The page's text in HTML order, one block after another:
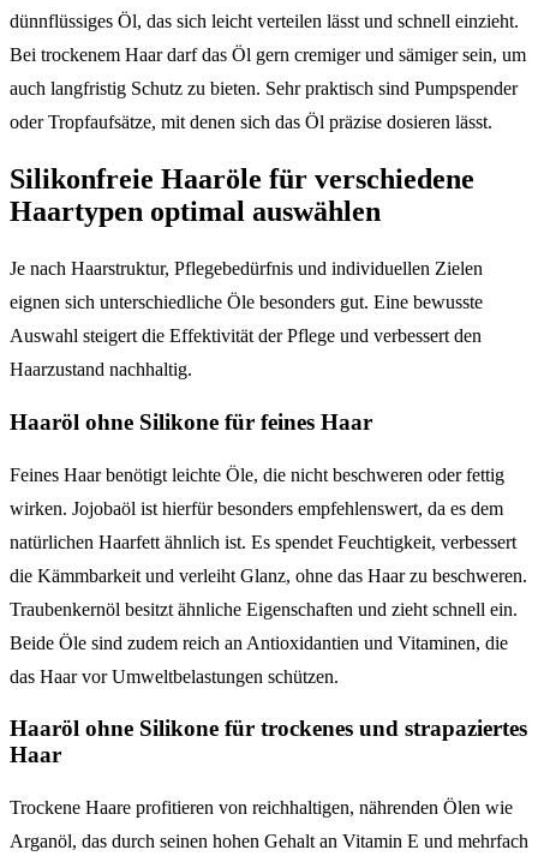
dünnflüssiges Öl, das sich leicht verteilen lässt und schnell einzieht.
Bei trockenem Haar darf das Öl gern cremiger und sämiger sein, um
auch langfristig Schutz zu bieten. Sehr praktisch sind Pumpspender
oder Tropfaufsätze, mit denen sich das Öl präzise dosieren lässt.
Silikonfreie Haaröle für verschiedene
Haartypen optimal auswählen
Je nach Haarstruktur, Pflegebedürfnis und individuellen Zielen
eignen sich unterschiedliche Öle besonders gut. Eine bewusste
Auswahl steigert die Effektivität der Pflege und verbessert den
Haarzustand nachhaltig.
Haaröl ohne Silikone für feines Haar
Feines Haar benötigt leichte Öle, die nicht beschweren oder fettig
wirken. Jojobaöl ist hierfür besonders empfehlenswert, da es dem
natürlichen Haarfett ähnlich ist. Es spendet Feuchtigkeit, verbessert
die Kämmbarkeit und verleiht Glanz, ohne das Haar zu beschweren.
Traubenkernöl besitzt ähnliche Eigenschaften und zieht schnell ein.
Beide Öle sind zudem reich an Antioxidantien und Vitaminen, die
das Haar vor Umweltbelastungen schützen.
Haaröl ohne Silikone für trockenes und strapaziertes
Haar
Trockene Haare profitieren von reichhaltigen, nährenden Ölen wie
Arganöl, das durch seinen hohen Gehalt an Vitamin E und mehrfach